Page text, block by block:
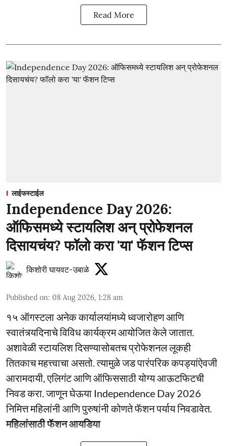
Read More
लाईफस्टाईल
Independence Day 2026:
ऑफिसमध्ये स्टायलिश अन् प्रोफेशनल
दिसायचंय? फॉलो करा 'या' फॅशन टिप्स
किशोरी घायवट-उबाळे
Published on: 08 Aug 2026, 1:28 am
१५ ऑगस्टला अनेक कार्यालयांमध्ये ध्वजारोहण आणि
स्वातंत्र्यदिनाचे विविध कार्यक्रम आयोजित केले जातात.
अशावेळी स्टायलिश दिसण्यासोबतच प्रोफेशनल लूकही
तितकाच महत्त्वाचा असतो. त्यामुळे जड पारंपरिक कपड्यांऐवजी
आरामदायी, एलिगंट आणि ऑफिससाठी योग्य आऊटफिटची
निवड करा. जाणून घेऊया Independence Day 2026
निमित्त महिलांनी आणि पुरुषांनी कोणते फॅशन पर्याय निवडावेत.
महिलांसाठी फॅशन आयडिया